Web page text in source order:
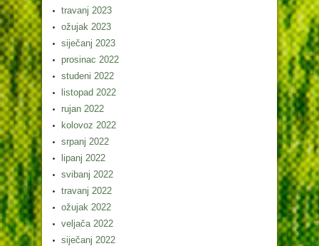
travanj 2023
ožujak 2023
siječanj 2023
prosinac 2022
studeni 2022
listopad 2022
rujan 2022
kolovoz 2022
srpanj 2022
lipanj 2022
svibanj 2022
travanj 2022
ožujak 2022
veljača 2022
siječanj 2022